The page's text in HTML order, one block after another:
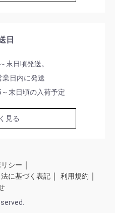
日
末日頃発送。
業日内に発送
末日頃の入荷予定
見る
シー
に基づく表記 利用規約